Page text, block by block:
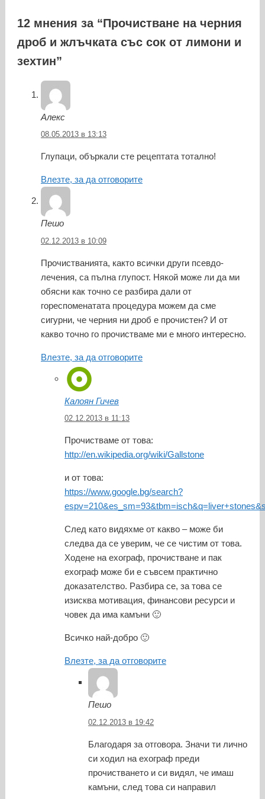
12 мнения за “Прочистване на черния
дроб и жлъчката със сок от лимони и
зехтин”
Алекс
08.05.2013 в 13:13
Глупаци, объркали сте рецептата тотално!
Влезте, за да отговорите
Пешо
02.12.2013 в 10:09
Прочистванията, както всички други псевдо-
лечения, са пълна глупост. Някой може ли да ми
обясни как точно се разбира дали от
гореспоменатата процедура можем да сме
сигурни, че черния ни дроб е прочистен? И от
какво точно го прочистваме ми е много интересно.
Влезте, за да отговорите
Калоян Гичев
02.12.2013 в 11:13
Прочистваме от това:
http://en.wikipedia.org/wiki/Gallstone
и от това:
https://www.google.bg/search?
След като видяхме от какво – може би
следва да се уверим, че се чистим от това.
Ходене на ехограф, прочистване и пак
ехограф може би е съвсем практично
доказателство. Разбира се, за това се
изисква мотивация, финансови ресурси и
човек да има камъни 🙂
Всичко най-добро 🙂
Влезте, за да отговорите
Пешо
02.12.2013 в 19:42
Благодаря за отговора. Значи ти лично
си ходил на ехограф преди
прочистването и си видял, че имаш
камъни, след това си направил